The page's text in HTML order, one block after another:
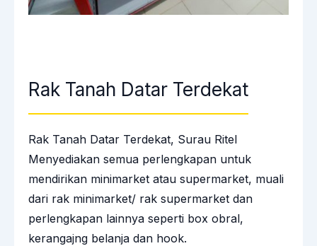
Rak Tanah Datar Terdekat
Rak Tanah Datar Terdekat, Surau Ritel
Menyediakan semua perlengkapan untuk
mendirikan minimarket atau supermarket, muali
dari rak minimarket/ rak supermarket dan
perlengkapan lainnya seperti box obral,
kerangajng belanja dan hook.